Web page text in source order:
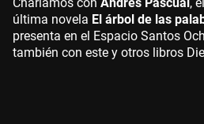
última novela El árbol de las
presenta en el Espacio Santos
también con este y otros libros